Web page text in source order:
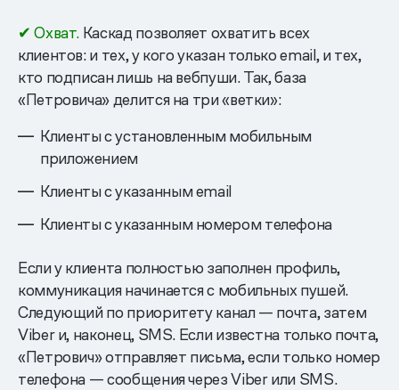
✔ Охват. Каскад позволяет охватить всех
клиентов: и тех, у кого указан только email, и тех,
кто подписан лишь на вебпуши. Так, база
«Петровича» делится на три «ветки»:
Клиенты с установленным мобильным
приложением
Клиенты с указанным email
Клиенты с указанным номером телефона
Если у клиента полностью заполнен профиль,
коммуникация начинается с мобильных пушей.
Следующий по приоритету канал — почта, затем
Viber и, наконец, SMS. Если известна только почта,
«Петрович» отправляет письма, если только номер
телефона — сообщения через Viber или SMS.